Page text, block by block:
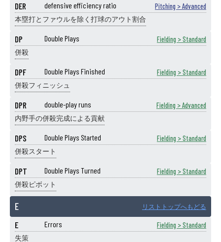
DER defensive efficiency ratio Pitching > Advanced
本塁打とファウルを除く打球のアウト割合
DP Double Plays Fielding > Standard
併殺
DPF Double Plays Finished Fielding > Standard
併殺フィニッシュ
DPR double-play runs Fielding > Advanced
内野手の併殺完成による貢献
DPS Double Plays Started Fielding > Standard
併殺スタート
DPT Double Plays Turned Fielding > Standard
併殺ピボット
E リストトップへもどる
E Errors Fielding > Standard
失策